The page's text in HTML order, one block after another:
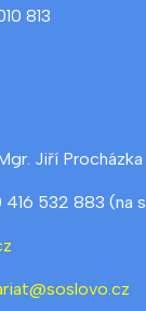
813
Jiří Procházka
416 532 883 (na